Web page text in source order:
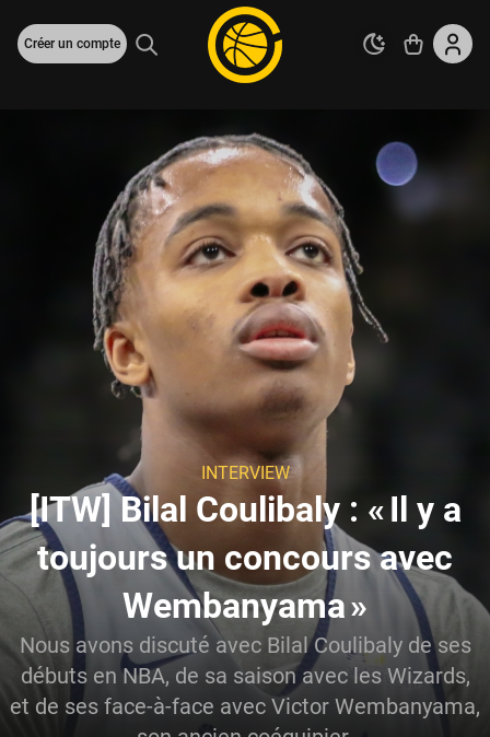
Créer un compte
INTERVIEW
[ITW] Bilal Coulibaly : « Il y a
toujours un concours avec
Wembanyama »
Nous avons discuté avec Bilal Coulibaly de ses
débuts en NBA, de sa saison avec les Wizards,
et de ses face-à-face avec Victor Wembanyama,